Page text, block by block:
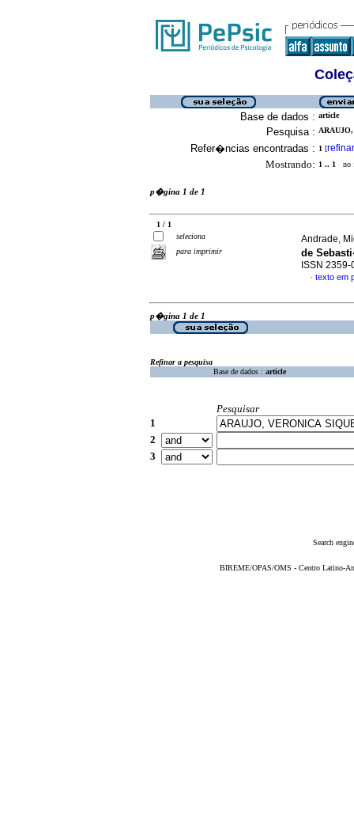
Base de dados : article
Pesquisa :
Refer�ncias encontradas : 1 [refinar
Mostrando: 1 .. 1 no
p�gina 1 de 1
1 / 1
seleciona
para imprimir
Andrade,
de
ISSN 2359-
· texto em
p�gina 1 de 1
Refinar a pesquisa
Base de dados : article
Pesquisar
1
2
3
Search
BIREME/OPAS/OMS - Centro Latino-